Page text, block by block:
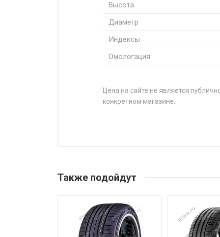
Высота
Диаметр
Индексы
Омологация
Цена на сайте не является
конкретном магазине.
Pirelli P Zero (PZ5) 235/35R19
Pirelli P Zero (PZ5) 245/35R19
Pirelli P Zero (PZ5) 245/40R18
Также подойдут